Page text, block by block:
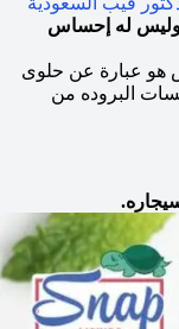
وليس له إحساس
هو عبارة عن حلوى
البروده من